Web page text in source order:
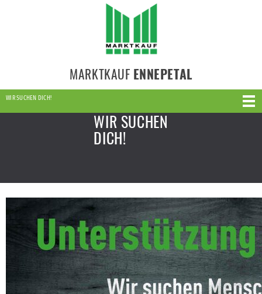
MARKTKAUF ENNEPETAL
WIR SUCHEN DICH!
WIR SUCHEN
DICH!